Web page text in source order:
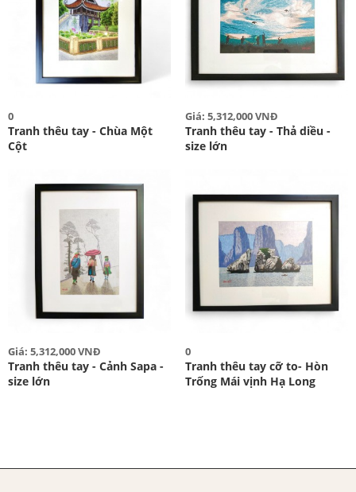
0
Tranh thêu tay - Chùa Một
Cột
Giá: 5,312,000 VNĐ
Tranh thêu tay - Thả diều -
size lớn
Giá: 5,312,000 VNĐ
Tranh thêu tay - Cảnh Sapa -
size lớn
0
Tranh thêu tay cỡ to- Hòn
Trống Mái vịnh Hạ Long